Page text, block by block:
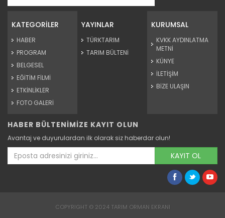
yetişen...
Leylek yavruları büyüdü, göç...
Edirne’de konaklayan leyleklerin göç dönemi yaklaştı.
Yuvalarında...
Devamını Oku ->
KATEGORİLER
HABER
PROGRAM
BELGESEL
EĞİTİM FİLMİ
ETKİNLİKLER
FOTO GALERİ
YAYINLAR
TÜRKTARIM
TARIM BÜLTENİ
KURUMSAL
KVKK AYDINLATMA
METNİ
KÜNYE
İLETİŞİM
BİZE ULAŞIN
HABER BÜLTENİMİZE KAYIT OLUN
Avantaj ve duyurulardan ilk olarak siz haberdar olun!
KAYIT OL
COPYRIGHT © 2024 TARIM ORMAN EKRANI